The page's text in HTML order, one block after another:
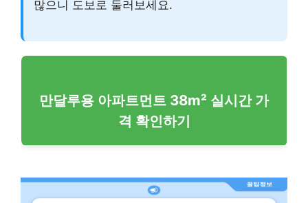
많으니 도보로 둘러보세요.
만달루용 아파트먼트 38m² 실시간 가
격 확인하기